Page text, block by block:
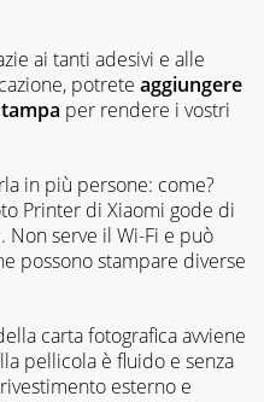
ai tanti adesivi e alle
potrete aggiungere
per rendere i vostri
in più persone: come?
Printer di Xiaomi gode di
. Non serve il Wi-Fi e può
possono stampare diverse
carta fotografica avviene
pellicola è fluido e senza
esterno e